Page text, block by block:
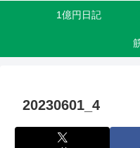
1億円日記
20230601_4